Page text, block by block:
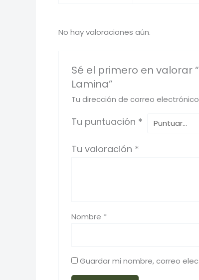
No hay valoraciones aún.
Sé el primero en valorar
Lamina”
Tu dirección de correo
Tu puntuación *
Tu valoración *
Nombre *
Guardar mi nombre, correo